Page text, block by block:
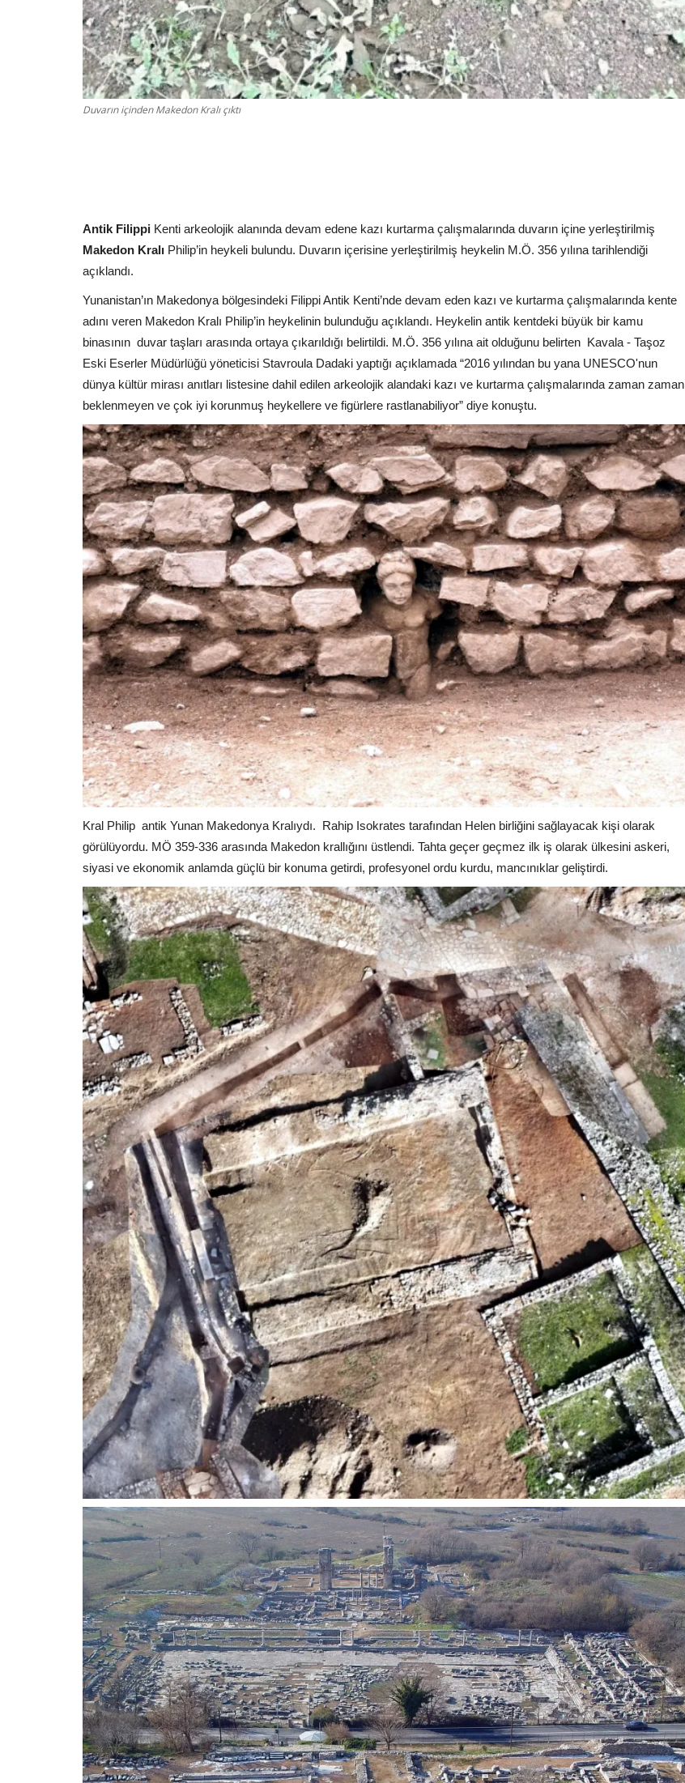
Duvarın içinden Makedon Kralı çıktı
Antik Filippi Kenti arkeolojik alanında devam edene kazı kurtarma çalışmalarında duvarın içine yerleştirilmiş
Makedon Kralı Philip’in heykeli bulundu. Duvarın içerisine yerleştirilmiş heykelin M.Ö. 356 yılına tarihlendiği
açıklandı.
Yunanistan’ın Makedonya bölgesindeki Filippi Antik Kenti’nde devam eden kazı ve kurtarma çalışmalarında kente
adını veren Makedon Kralı Philip’in heykelinin bulunduğu açıklandı. Heykelin antik kentdeki büyük bir kamu
binasının duvar taşları arasında ortaya çıkarıldığı belirtildi. M.Ö. 356 yılına ait olduğunu belirten Kavala - Taşoz
Eski Eserler Müdürlüğü yöneticisi Stavroula Dadaki yaptığı açıklamada “2016 yılından bu yana UNESCO'nun
dünya kültür mirası anıtları listesine dahil edilen arkeolojik alandaki kazı ve kurtarma çalışmalarında zaman zaman
beklenmeyen ve çok iyi korunmuş heykellere ve figürlere rastlanabiliyor” diye konuştu.
Kral Philip antik Yunan Makedonya Kralıydı. Rahip Isokrates tarafından Helen birliğini sağlayacak kişi olarak
görülüyordu. MÖ 359-336 arasında Makedon krallığını üstlendi. Tahta geçer geçmez ilk iş olarak ülkesini askeri,
siyasi ve ekonomik anlamda güçlü bir konuma getirdi, profesyonel ordu kurdu, mancınıklar geliştirdi.